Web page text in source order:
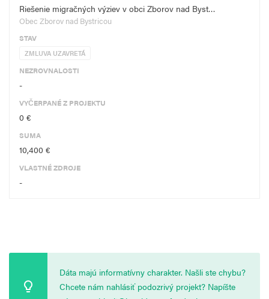
Riešenie migračných výziev v obci Zborov nad Byst…
Obec Zborov nad Bystricou
STAV
ZMLUVA UZAVRETÁ
NEZROVNALOSTI
-
VYČERPANÉ Z PROJEKTU
0 €
SUMA
10,400 €
VLASTNÉ ZDROJE
-
Dáta majú informatívny charakter. Našli ste chybu?
Chcete nám nahlásiť podozrivý projekt? Napíšte